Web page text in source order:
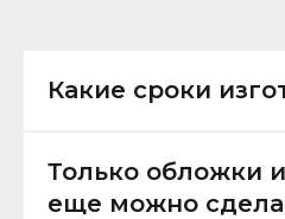
Какие сроки
Только обложки
еще можно